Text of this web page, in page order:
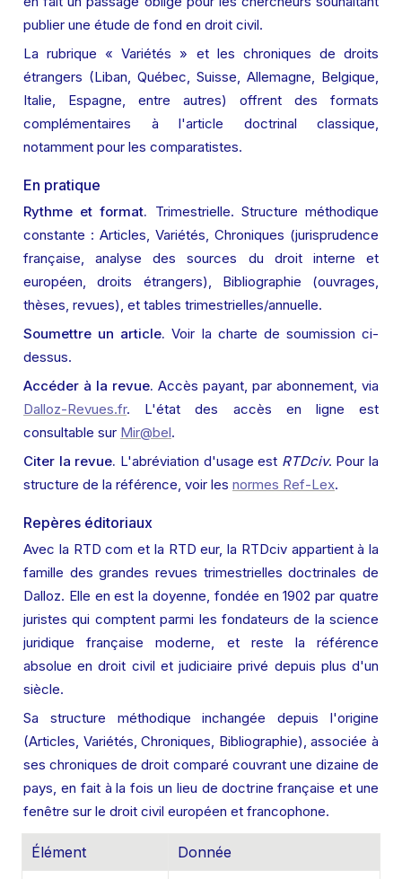
publier une étude de fond en droit civil.
La rubrique « Variétés » et les chroniques de droits
étrangers (Liban, Québec, Suisse, Allemagne, Belgique,
Italie, Espagne, entre autres) offrent des formats
complémentaires à l'article doctrinal classique,
notamment pour les comparatistes.
En pratique
Rythme et format. Trimestrielle. Structure méthodique
constante : Articles, Variétés, Chroniques (jurisprudence
française, analyse des sources du droit interne et
européen, droits étrangers), Bibliographie (ouvrages,
thèses, revues), et tables trimestrielles/annuelle.
Soumettre un article. Voir la charte de soumission ci-
dessus.
Accéder à la revue.
Dalloz-Revues.fr. L'état des accès en ligne est
consultable sur Mir@bel.
Citer la revue. L'abréviation d'usage est RTDciv. Pour la
structure de la référence, voir les normes Ref-Lex.
Repères éditoriaux
Avec la RTD com et la RTD eur, la RTDciv appartient à la
famille des grandes revues trimestrielles doctrinales de
Dalloz. Elle en est la doyenne, fondée en 1902 par quatre
juristes qui comptent parmi les fondateurs de la science
juridique française moderne, et reste la référence
absolue en droit civil et judiciaire privé depuis plus d'un
siècle.
Sa structure méthodique inchangée depuis l'origine
(Articles, Variétés, Chroniques, Bibliographie), associée à
ses chroniques de droit comparé couvrant une dizaine de
pays, en fait à la fois un lieu de doctrine française et une
fenêtre sur le droit civil européen et francophone.
Élément Donnée